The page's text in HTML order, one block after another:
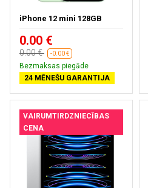
iPhone 12 mini 128GB
0.00 €
0.00 € -0.00 €
Bezmaksas piegāde
24 MĒNEŠU GARANTIJA
VAIRUMTIRDZNIECĪBAS
CENA